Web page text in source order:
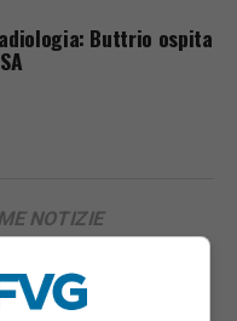
Buttrio ospita
NOTIZIE
nell’Udinese: ecco tutte